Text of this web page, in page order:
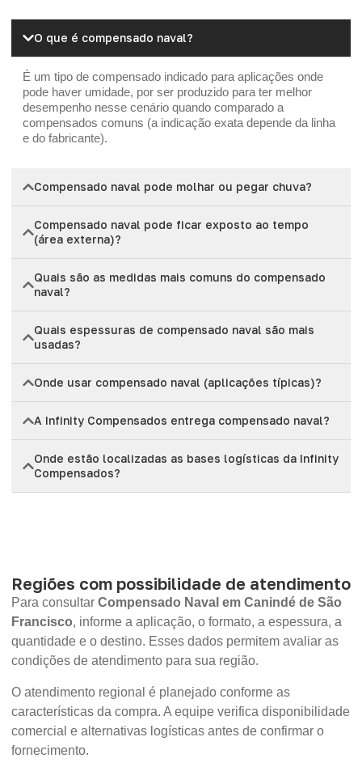
O que é compensado naval?
É um tipo de compensado indicado para aplicações onde
pode haver umidade, por ser produzido para ter melhor
desempenho nesse cenário quando comparado a
compensados comuns (a indicação exata depende da linha
e do fabricante).
Compensado naval pode molhar ou pegar chuva?
Compensado naval pode ficar exposto ao tempo
(área externa)?
Quais são as medidas mais comuns do compensado
naval?
Quais espessuras de compensado naval são mais
usadas?
Onde usar compensado naval (aplicações típicas)?
A Infinity Compensados entrega compensado naval?
Onde estão localizadas as bases logísticas da Infinity
Compensados?
Regiões com possibilidade de atendimento
Para consultar Compensado Naval em Canindé de São
Francisco, informe a aplicação, o formato, a espessura, a
quantidade e o destino. Esses dados permitem avaliar as
condições de atendimento para sua região.
O atendimento regional é planejado conforme as
características da compra. A equipe verifica disponibilidade
comercial e alternativas logísticas antes de confirmar o
fornecimento.